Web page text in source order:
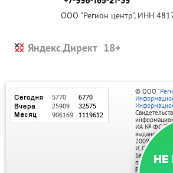
ООО "Регион центр", ИНН
Яндекс.Директ
НЕ
© ООО
ИА № ФС
выдано
2009г.
И. О.
Баннеры на
правах
Реклама на